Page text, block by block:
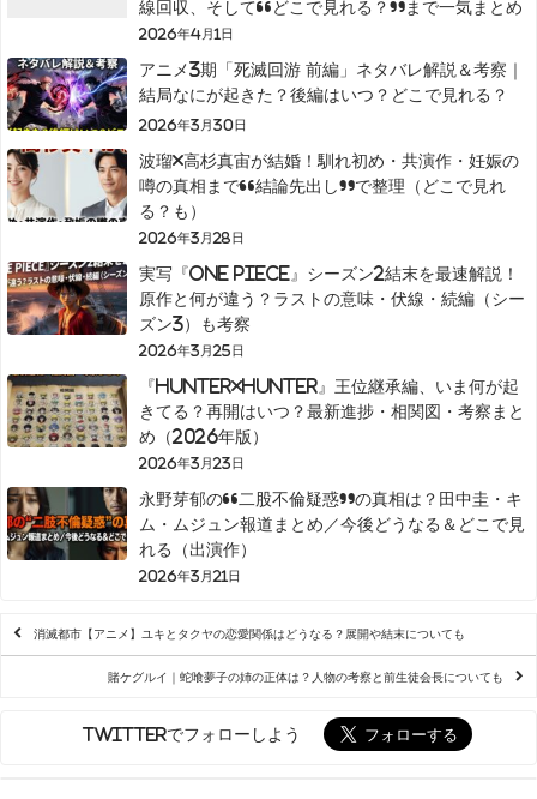
線回収、そして“どこで見れる？”まで一気まとめ
2026年4月1日
アニメ3期「死滅回游 前編」ネタバレ解説＆考察｜
結局なにが起きた？後編はいつ？どこで見れる？
2026年3月30日
波瑠×高杉真宙が結婚！馴れ初め・共演作・妊娠の
噂の真相まで“結論先出し”で整理（どこで見れ
る？も）
2026年3月28日
実写『ONE PIECE』シーズン2結末を最速解説！
原作と何が違う？ラストの意味・伏線・続編（シー
ズン3）も考察
2026年3月25日
『HUNTER×HUNTER』王位継承編、いま何が起
きてる？再開はいつ？最新進捗・相関図・考察まと
め（2026年版）
2026年3月23日
永野芽郁の“二股不倫疑惑”の真相は？田中圭・キ
ム・ムジュン報道まとめ／今後どうなる＆どこで見
れる（出演作）
2026年3月21日
消滅都市【アニメ】ユキとタクヤの恋愛関係はどうなる？展開や結末についても
賭ケグルイ｜蛇喰夢子の姉の正体は？人物の考察と前生徒会長についても
Twitterでフォローしよう